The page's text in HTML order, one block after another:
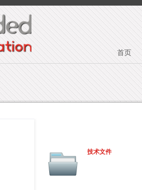
首页
技术文件